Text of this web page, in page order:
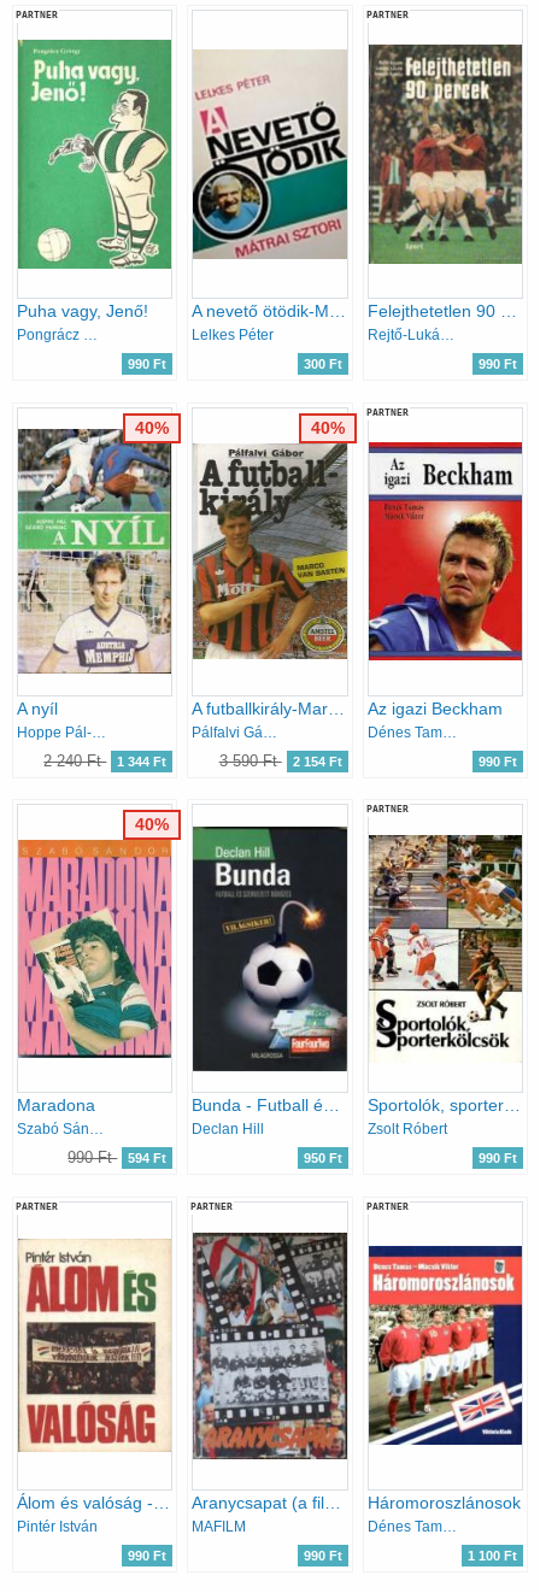
PARTNER
Puha vagy, Jenő!
Pongrácz György
990 Ft
Lelkes Péter
300 Ft
PARTNER
Rejtő-Lukács-Szepesi
990 Ft
A nyíl
2 240 Ft 1 344 Ft
40%
3 590 Ft 2 154 Ft
40%
PARTNER
Az igazi Beckham
Dénes Tamás-Mácsik Viktor
990 Ft
Maradona
Szabó Sándor
990 Ft 594 Ft
40%
Declan Hill
950 Ft
PARTNER
Sportolók, sporterkölcsök
Zsolt Róbert
990 Ft
PARTNER
Pintér István
990 Ft
PARTNER
MAFILM
990 Ft
PARTNER
Háromoroszlánosok
Dénes Tamás; Mácsik Viktor
1 100 Ft